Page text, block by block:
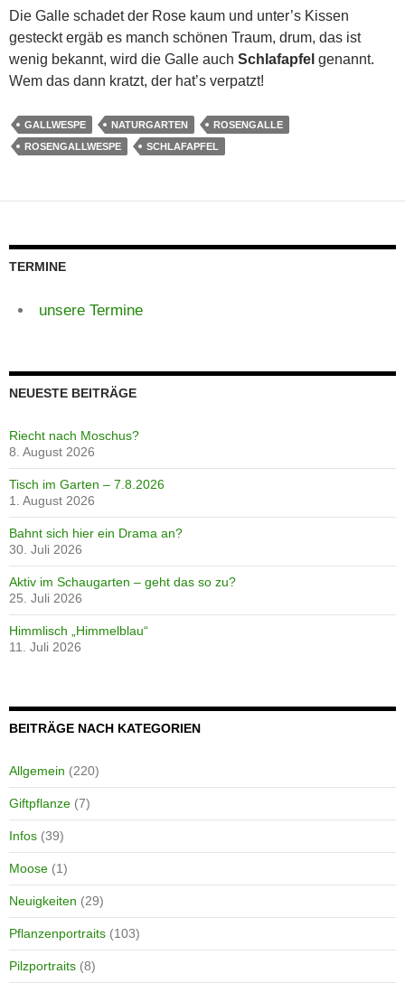
Die Galle schadet der Rose kaum und unter’s Kissen
gesteckt ergäb es manch schönen Traum, drum, das ist
wenig bekannt, wird die Galle auch Schlafapfel genannt.
Wem das dann kratzt, der hat’s verpatzt!
GALLWESPE NATURGARTEN
ROSENGALLE
ROSENGALLWESPE
SCHLAFAPFEL
TERMINE
unsere Termine
NEUESTE BEITRÄGE
Riecht nach Moschus?
8. August 2026
Tisch im Garten – 7.8.2026
1. August 2026
Bahnt sich hier ein Drama an?
30. Juli 2026
Aktiv im Schaugarten – geht das so zu?
25. Juli 2026
Himmlisch „Himmelblau“
11. Juli 2026
BEITRÄGE NACH KATEGORIEN
Allgemein (220)
Giftpflanze (7)
Infos (39)
Moose (1)
Neuigkeiten (29)
Pflanzenportraits (103)
Pilzportraits (8)